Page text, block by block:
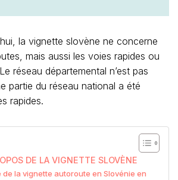
la vignette slovène ne concerne
mais aussi les voies rapides ou
réseau départemental n’est pas
partie du réseau national a été
rapides.
DE LA VIGNETTE SLOVÈNE
de la vignette autoroute en Slovénie en